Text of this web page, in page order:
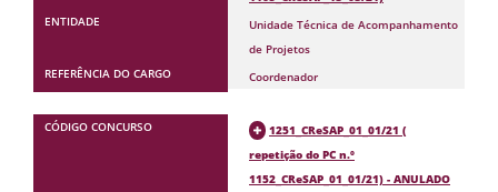
Unidade Técnica de Acompanhamento
de Projetos
Coordenador
1251_CReSAP_01_01/21 (
repetição do PC n.º
1152_CReSAP_01_01/21) - ANULADO